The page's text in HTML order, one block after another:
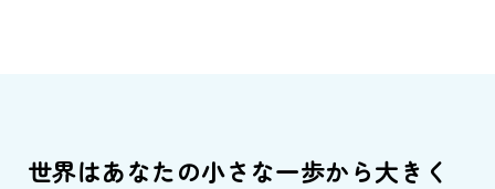
世界はあなたの小さな一歩から大きく